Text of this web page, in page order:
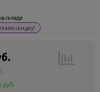
складе
скидку!
руб.